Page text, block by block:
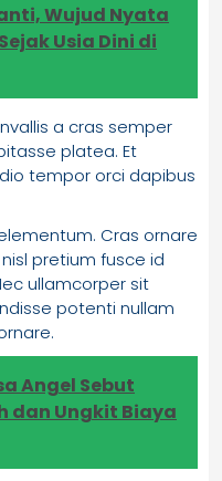
Wujud Nyata
Usia Dini di
a cras semper
platea. Et
tempor orci dapibus
Cras ornare
pretium fusce id
ullamcorper sit
potenti nullam
Angel Sebut
dan Ungkit Biaya